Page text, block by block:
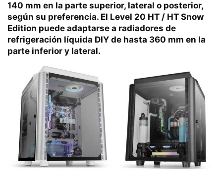
140 mm en la parte superior, lateral o posterior,
según su preferencia. El Level 20 HT / HT Snow
Edition puede adaptarse a radiadores de
refrigeración líquida DIY de hasta 360 mm en la
parte inferior y lateral.